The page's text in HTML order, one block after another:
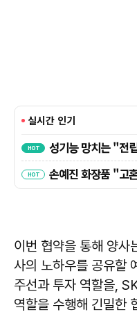
이번 협약을 통해 양사
사의 노하우를 공유할
주선과 투자 역할을,
역할을 수행해 긴밀한